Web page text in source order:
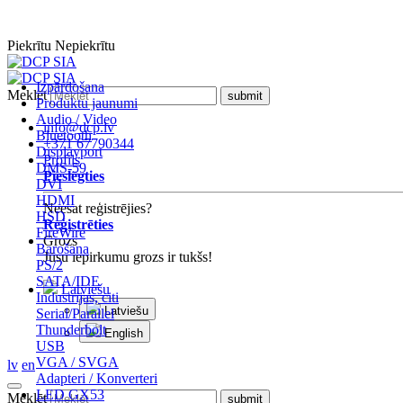
Piekrītu Nepiekrītu
Izpārdošana
Produktu jaunumi
Audio / Video
Bluetooth
Displayport
DMS-59
DVI
HDMI
HSD
FireWire
Barošana
PS/2
SATA/IDE
Industrijas, citi
Serial/Parallel
Thunderbolt
USB
VGA / SVGA
Adapteri / Konverteri
LED GX53
Meklēt
info@dcp.lv
+371 67790344
Profils
Pieslēgties
Neesat reģistrējies?
Reģistrēties
Grozs
Jūsu iepirkumu grozs ir tukšs!
Latviešu
Latviešu
English
lv en
Meklēt